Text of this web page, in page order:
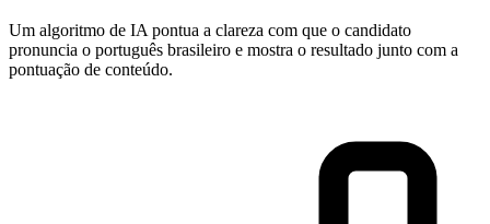
Um algoritmo de IA pontua a clareza com que o candidato
pronuncia o português brasileiro e mostra o resultado junto com a
pontuação de conteúdo.